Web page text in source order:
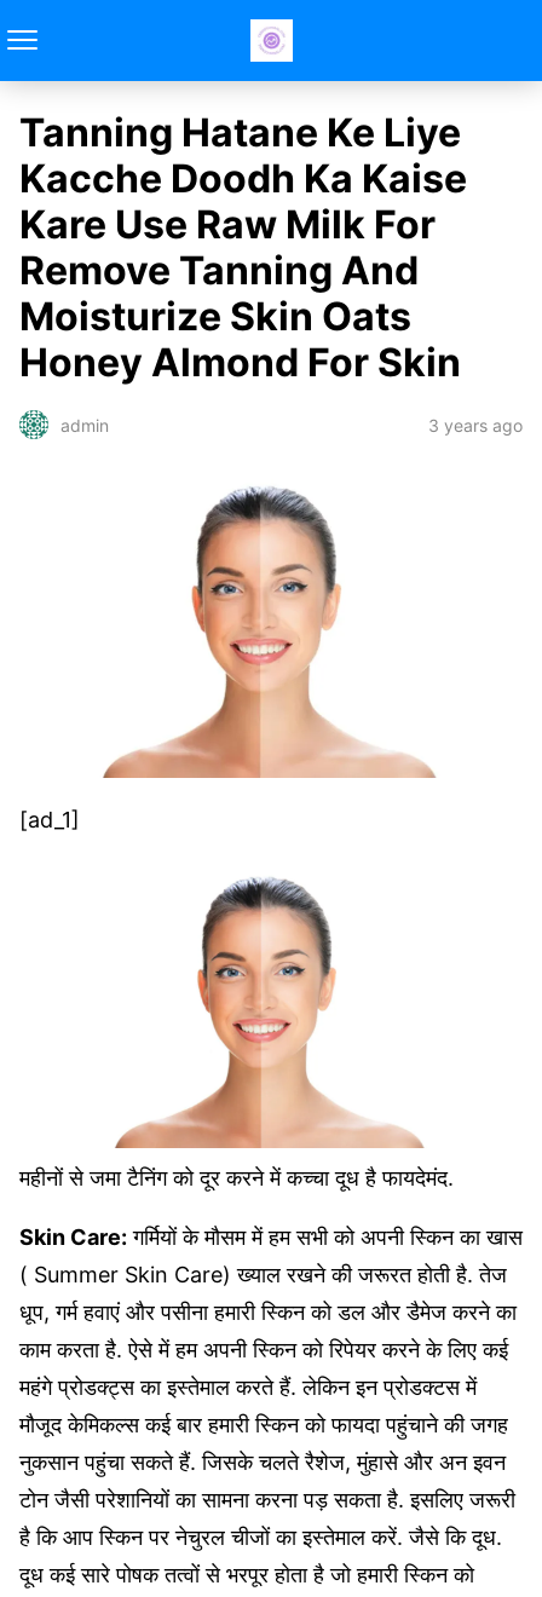
Tanning Hatane Ke Liye
Kacche Doodh Ka Kaise
Kare Use Raw Milk For
Remove Tanning And
Moisturize Skin Oats
Honey Almond For Skin
admin 3 years ago
[ad_1]
महीनों से जमा टैनिंग को दूर करने में कच्चा दूध है फायदेमंद.
Skin Care: गर्मियों के मौसम में हम सभी को अपनी स्किन का खास
( Summer Skin Care) ख्याल रखने की जरूरत होती है. तेज
धूप, गर्म हवाएं और पसीना हमारी स्किन को डल और डैमेज करने का
काम करता है. ऐसे में हम अपनी स्किन को रिपेयर करने के लिए कई
महंगे प्रोडक्ट्स का इस्तेमाल करते हैं. लेकिन इन प्रोडक्टस में
मौजूद केमिकल्स कई बार हमारी स्किन को फायदा पहुंचाने की जगह
नुकसान पहुंचा सकते हैं. जिसके चलते रैशेज, मुंहासे और अन इवन
टोन जैसी परेशानियों का सामना करना पड़ सकता है. इसलिए जरूरी
है कि आप स्किन पर नेचुरल चीजों का इस्तेमाल करें. जैसे कि दूध.
दूध कई सारे पोषक तत्वों से भरपूर होता है जो हमारी स्किन को